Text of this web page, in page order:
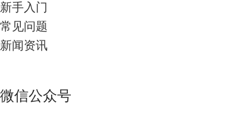
新手入门
常见问题
新闻资讯
微信公众号